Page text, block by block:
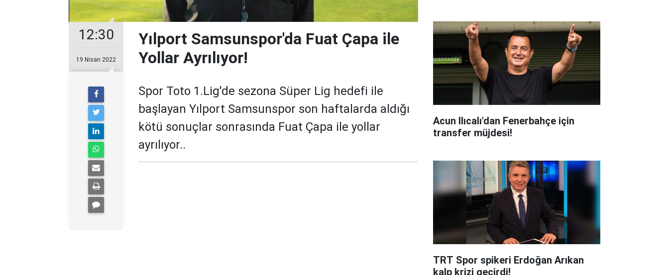
12:30
19 Nisan 2022
Yılport Samsunspor'da Fuat Çapa ile
Yollar Ayrılıyor!
Spor Toto 1.Lig'de sezona Süper Lig hedefi ile
başlayan Yılport Samsunspor son haftalarda aldığı
kötü sonuçlar sonrasında Fuat Çapa ile yollar
ayrılıyor..
Acun Ilıcalı'dan Fenerbahçe için
transfer müjdesi!
TRT Spor spikeri Erdoğan Arıkan
kalp krizi geçirdi!